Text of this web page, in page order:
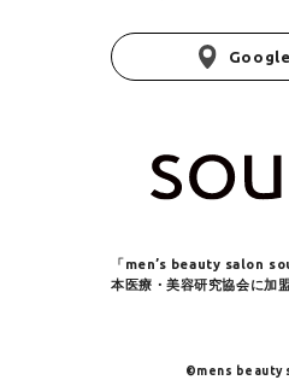
「men’s beauty salon
本医療・美容研究協会に加
©️mens beauty